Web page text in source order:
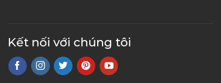
Kết nối với chúng tôi